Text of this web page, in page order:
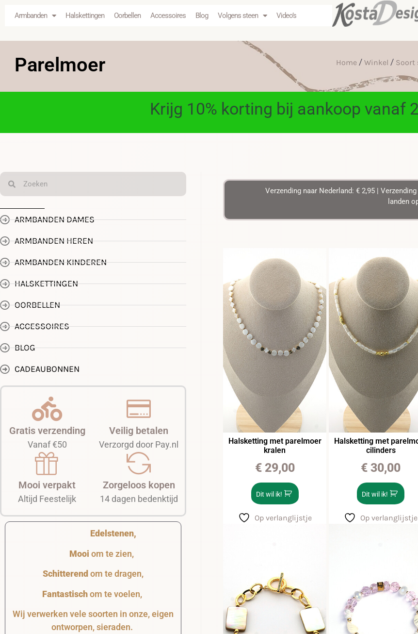
Armbanden Halskettingen Oorbellen Accessoires Blog Volgens steen Video’s
Parelmoer Home/ Winkel / Soort
Krijg 10% korting bij aankoop vanaf
ARMBANDEN DAMES
ARMBANDEN HEREN
ARMBANDEN KINDEREN
HALSKETTINGEN
OORBELLEN
ACCESSOIRES
BLOG
CADEAUBONNEN
Gratis verzending
Vanaf €50
Mooi verpakt
Altijd Feestelijk
Veilig betalen
Verzorgd door Pay.nl
Zorgeloos kopen
14 dagen bedenktijd
Edelstenen,
Mooi om te zien,
Schitterend om te dragen,
Fantastischom te voelen,
Wij verwerken vele soorten in onze, eigen
ontworpen, sieraden.
Verzending naar Nederland: € 2,95 |
landen
Halsketting met parelmoer
kralen
€29,00
Dit wil ik!
Op verlanglijstje
Halsketting met
cilinders
€ 30,00
Dit wil ik!
Op verlanglijstje